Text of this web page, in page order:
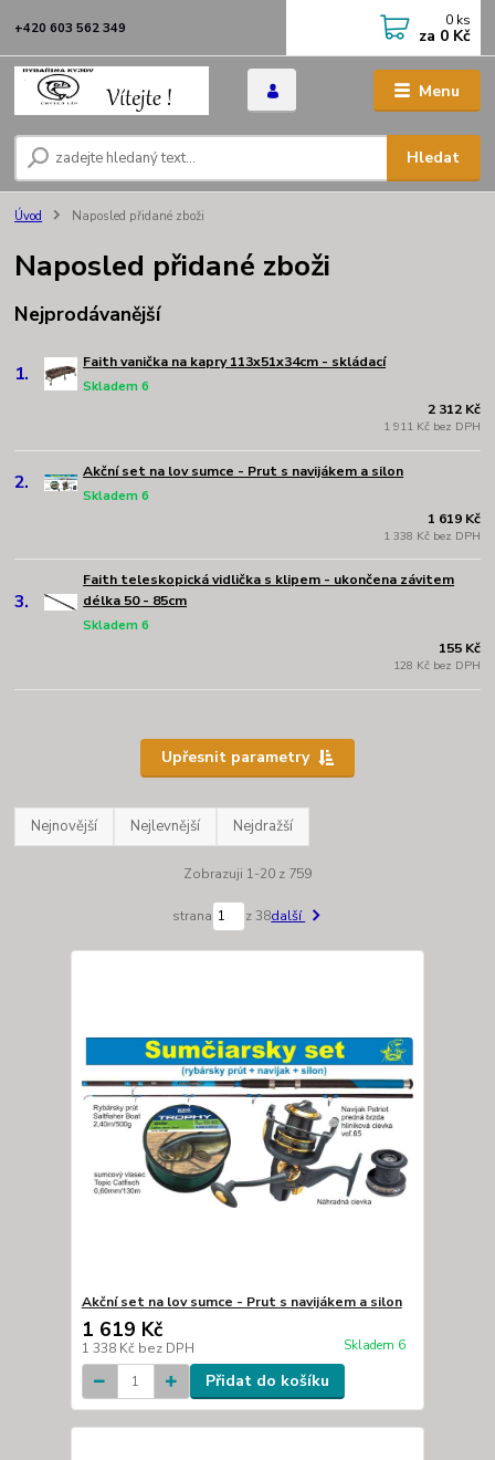
Menu
Hledat
+420 603 562 349 0 ks
za 0 Kč
Úvod Naposled přidané zboži
Naposled přidané zboži
Nejprodávanější
1. Faith vanička na kapry 113x51x34cm - skládací
Skladem 6
2 312 Kč
1 911 Kč bez DPH
2. Akční set na lov sumce - Prut s navijákem a silon
Skladem 6
1 619 Kč
1 338 Kč bez DPH
3.
Faith teleskopická vidlička s klipem - ukončena závitem
délka 50 - 85cm
Skladem 6
155 Kč
128 Kč bez DPH
Upřesnit parametry
Nejnovější Nejlevnější Nejdražší
Zobrazuji 1-20 z 759
strana z 38další
Akční set na lov sumce - Prut s navijákem a silon
1 619 Kč
1 338 Kč bez DPH Skladem 6
Přidat do košíku